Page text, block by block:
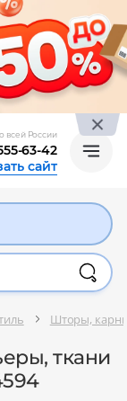
всей России
63-42
сайт
Шторы,
ткани